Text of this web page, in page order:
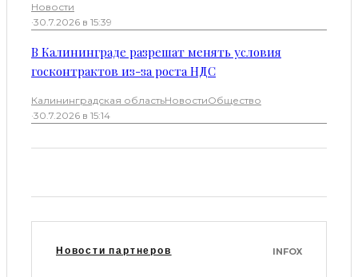
Новости
·30.7.2026 в 15:39
В Калининграде разрешат менять условия
госконтрактов из-за роста НДС
Калининградская областьНовостиОбщество
·30.7.2026 в 15:14
Новости партнеров INFOX